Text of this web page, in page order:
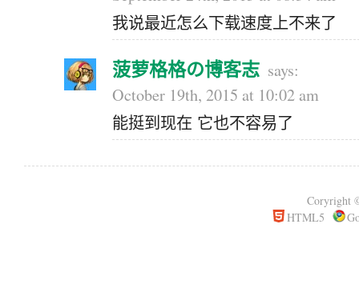
我说最近怎么下载速度上不来了
菠萝格格の博客志
October 19th, 2015 at 10:02 am
能挺到现在 它也不容易了
Coryright
HTML5